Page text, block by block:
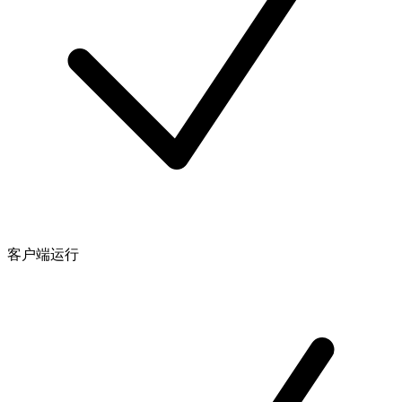
客户端运行